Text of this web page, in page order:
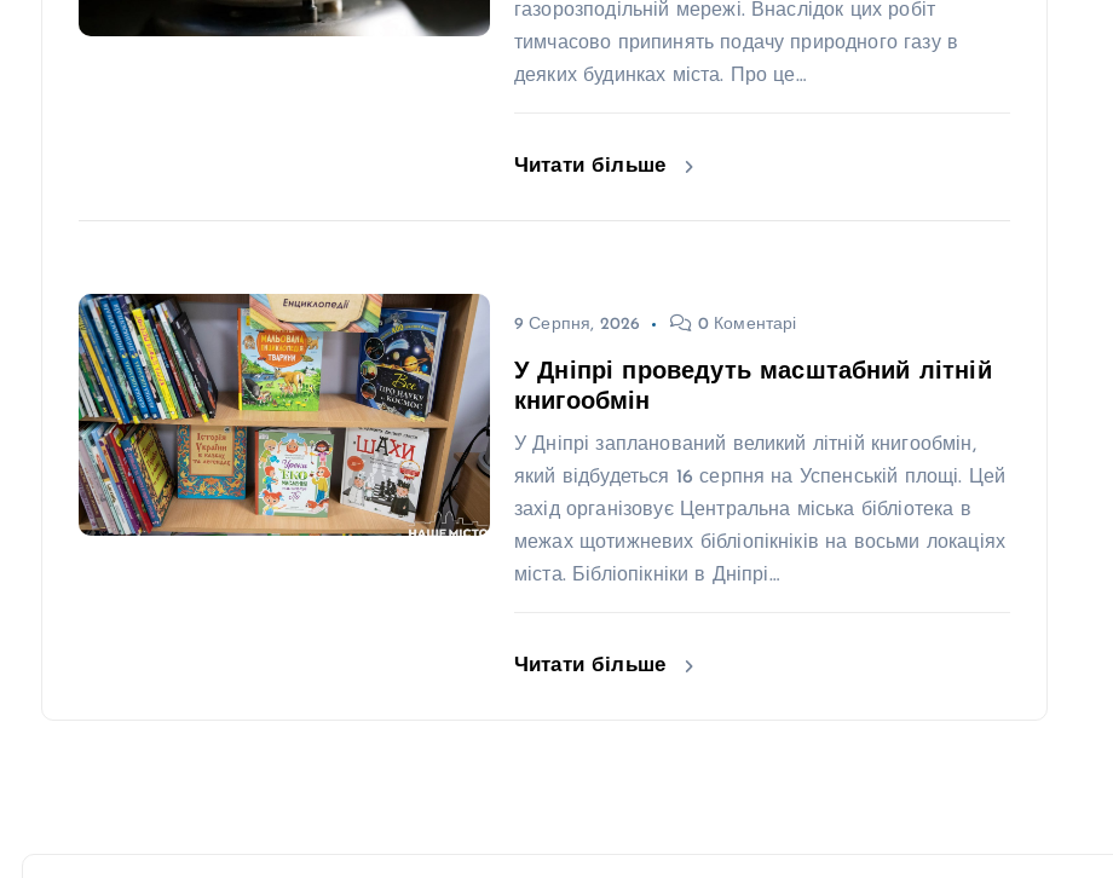
газорозподільній мережі. Внаслідок цих робіт
тимчасово припинять подачу природного газу в
деяких будинках міста. Про це…
Читати більше
9 Серпня, 2026 0 Коментарі
У Дніпрі проведуть масштабний літній
книгообмін
У Дніпрі запланований великий літній книгообмін,
який відбудеться 16 серпня на Успенській площі. Цей
захід організовує Центральна міська бібліотека в
межах щотижневих бібліопікніків на восьми локаціях
міста. Бібліопікніки в Дніпрі…
Читати більше